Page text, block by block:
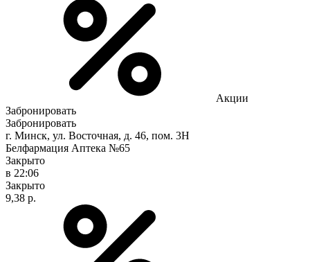
Акции
Забронировать
Забронировать
г. Минск, ул. Восточная, д. 46, пом. 3Н
Белфармация Аптека №65
Закрыто
в 22:06
Закрыто
9,38 р.